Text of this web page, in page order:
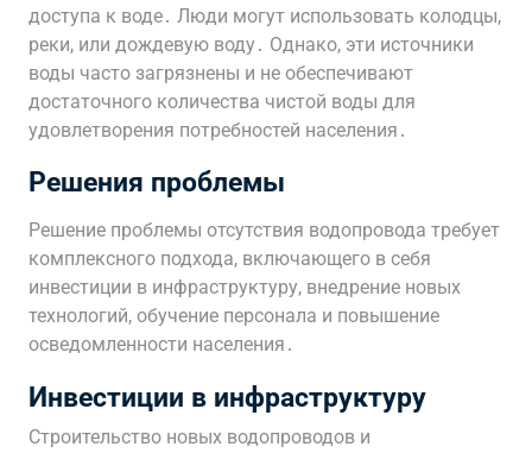
доступа к воде․ Люди могут использовать колодцы,
реки, или дождевую воду․ Однако, эти источники
воды часто загрязнены и не обеспечивают
достаточного количества чистой воды для
удовлетворения потребностей населения․
Решения проблемы
Решение проблемы отсутствия водопровода требует
комплексного подхода, включающего в себя
инвестиции в инфраструктуру, внедрение новых
технологий, обучение персонала и повышение
осведомленности населения․
Инвестиции в инфраструктуру
Строительство новых водопроводов и